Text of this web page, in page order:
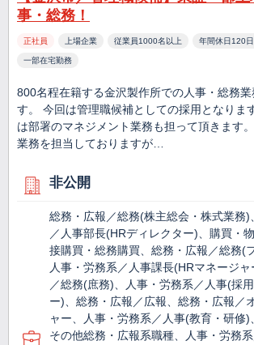
事・総務！
正社員 上場企業 従業員1000名以上 年間休日120
一部在宅勤務
800名程在籍する金沢製作所での人事・総務業
す。 今回は管理職候補としての採用となりま
は部署のマネジメント業務も担って頂きます
業務を担当しておりますが…
非公開
総務・広報／総務(株主総会・株式業務)
／人事部長(HRディレクター)、購買・
接購買・総務購買、総務・広報／総務(
人事・労務系／人事課長(HRマネージ
／総務(庶務)、人事・労務系／人事(採
ー)、総務・広報／広報、総務・広報／
ャー、人事・労務系／人事(教育・研修)
その他総務・広報系職種、人事・労務